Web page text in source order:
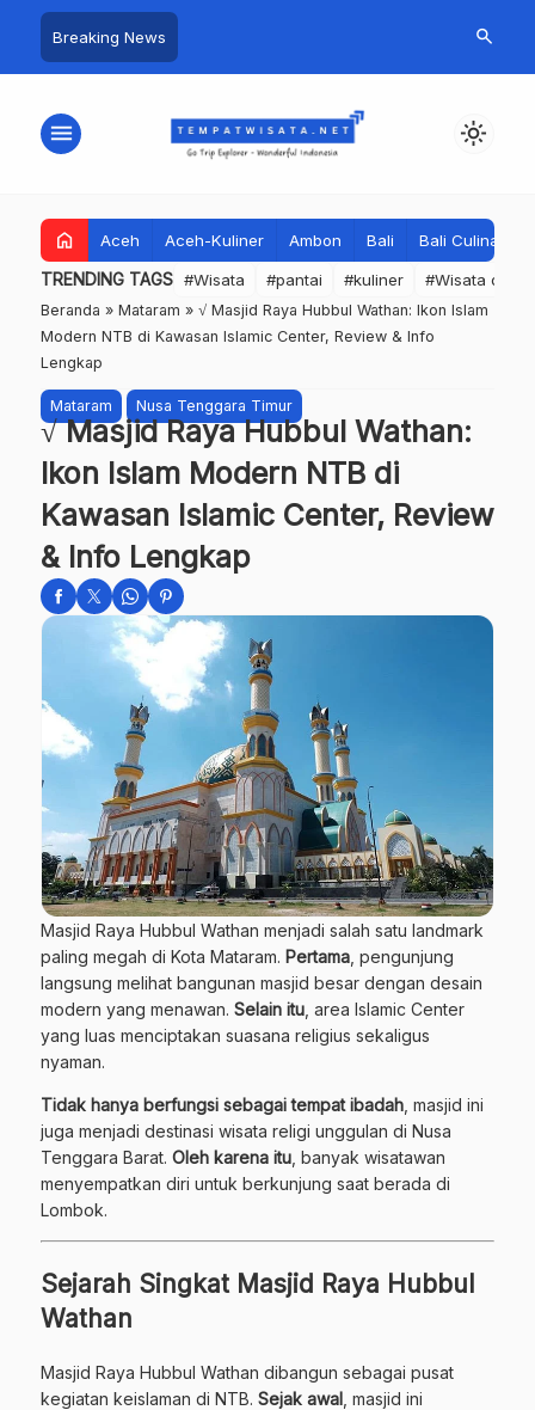
Breaking News search
menu light_mode
home Aceh Aceh-Kuliner Ambon Bali Bali Culinary
TRENDING TAGS #Wisata #pantai #kuliner #Wisata dan
Beranda » Mataram » √ Masjid Raya Hubbul Wathan: Ikon Islam
Modern NTB di Kawasan Islamic Center, Review & Info
Lengkap
Mataram Nusa Tenggara Timur
√ Masjid Raya Hubbul Wathan:
Ikon Islam Modern NTB di
Kawasan Islamic Center, Review
& Info Lengkap
Masjid Raya Hubbul Wathan menjadi salah satu landmark
paling megah di Kota Mataram. Pertama , pengunjung
langsung melihat bangunan masjid besar dengan desain
modern yang menawan. Selain itu , area Islamic Center
yang luas menciptakan suasana religius sekaligus
nyaman.
Tidak hanya berfungsi sebagai tempat ibadah , masjid ini
juga menjadi destinasi wisata religi unggulan di Nusa
Tenggara Barat. Oleh karena itu , banyak wisatawan
menyempatkan diri untuk berkunjung saat berada di
Lombok.
Sejarah Singkat Masjid Raya Hubbul
Wathan
Masjid Raya Hubbul Wathan dibangun sebagai pusat
kegiatan keislaman di NTB. Sejak awal , masjid ini